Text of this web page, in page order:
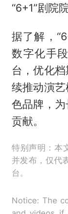
“6+1”剧院
据了解，
数字化手
台，优化
续推动演
色品牌，
贡献。
特别声明：本
并发布，仅代
台。
Notice: The